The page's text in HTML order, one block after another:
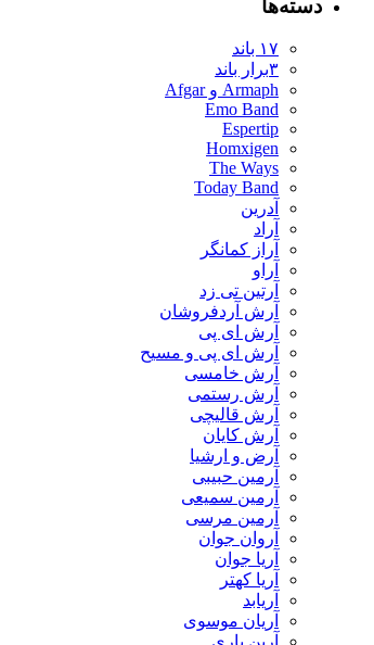
دسته‌ها
۱۷ باند
۳برار باند
Armaph و Afgar
Emo Band
Espertip
Homxigen
The Ways
Today Band
آدرین
آراد
آراز کمانگر
آراو
آرتین تی زد
آرش آردفروشان
آرش ای پی
آرش ای پی و مسیح
آرش خامسی
آرش رستمی
آرش قالیچی
آرش کایان
​آرض و ارشیا
آرمین حبیبی
آرمین سمیعی
آرمین مرسی
آروان جوان
آریا جوان
آریا کهتر
آریابد
آریان موسوی